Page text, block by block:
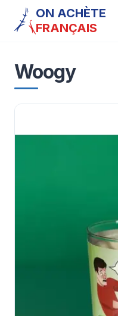
ON ACHÈTE
FRANÇAIS
Woogy